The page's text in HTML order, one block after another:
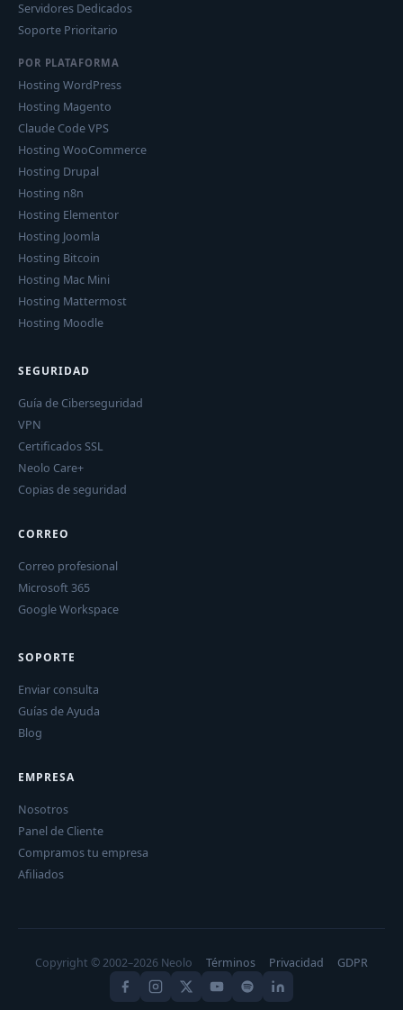
Servidores Dedicados
Soporte Prioritario
POR PLATAFORMA
Hosting WordPress
Hosting Magento
Claude Code VPS
Hosting WooCommerce
Hosting Drupal
Hosting n8n
Hosting Elementor
Hosting Joomla
Hosting Bitcoin
Hosting Mac Mini
Hosting Mattermost
Hosting Moodle
SEGURIDAD
Guía de Ciberseguridad
VPN
Certificados SSL
Neolo Care+
Copias de seguridad
CORREO
Correo profesional
Microsoft 365
Google Workspace
SOPORTE
Enviar consulta
Guías de Ayuda
Blog
EMPRESA
Nosotros
Panel de Cliente
Compramos tu empresa
Afiliados
Copyright © 2002–2026 Neolo Términos Privacidad GDPR